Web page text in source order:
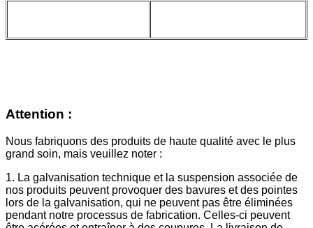
Attention :
Nous fabriquons des produits de haute qualité avec le plus
grand soin, mais veuillez noter :
1. La galvanisation technique et la suspension associée de
nos produits peuvent provoquer des bavures et des pointes
lors de la galvanisation, qui ne peuvent pas être éliminées
pendant notre processus de fabrication. Celles-ci peuvent